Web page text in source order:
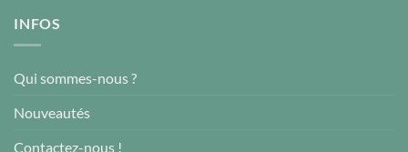
INFOS
Qui sommes-nous ?
Nouveautés
Contactez-nous !